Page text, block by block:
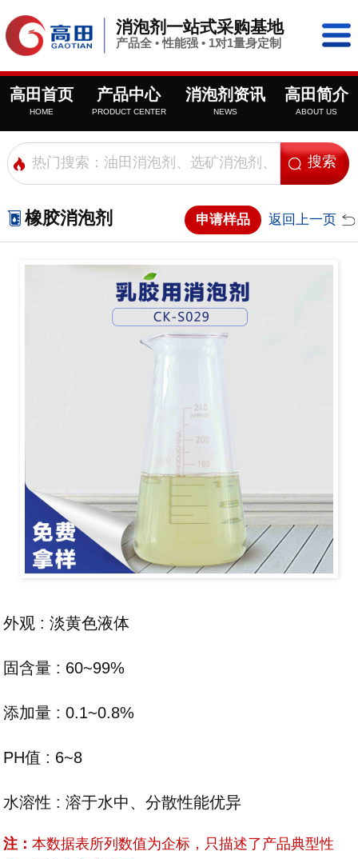
消泡剂一站式采购基地
产品全 • 性能强 • 1对1量身定制
高田首页
HOME
产品中心
PRODUCT CENTER
消泡剂资讯
NEWS
高田简介
ABOUT US
橡胶消泡剂 申请样品 返回上一页
外观 : 淡黄色液体
固含量 : 60~99%
添加量 : 0.1~0.8%
PH值 : 6~8
水溶性 : 溶于水中、分散性能优异
注：本数据表所列数值为企标，只描述了产品典型性